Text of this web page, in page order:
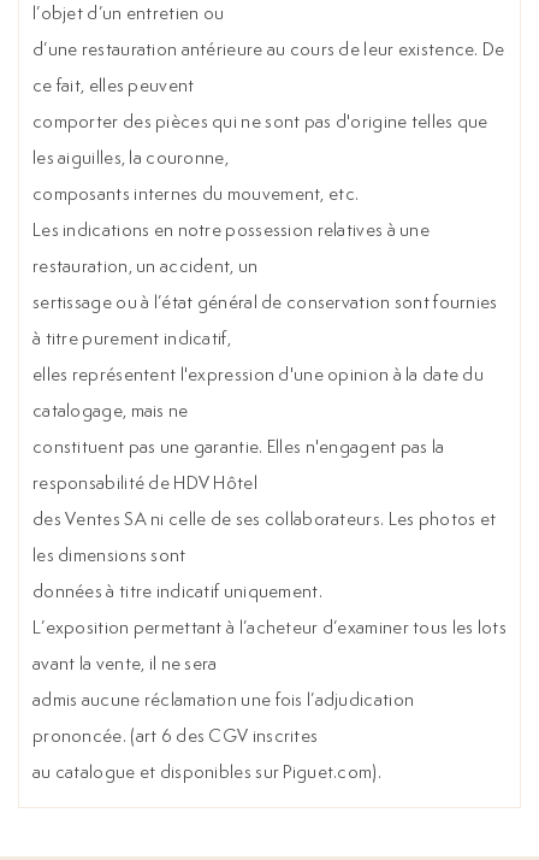
l’objet d’un entretien ou
d’une restauration antérieure au cours de leur existence. De
ce fait, elles peuvent
comporter des pièces qui ne sont pas d'origine telles que
les aiguilles, la couronne,
composants internes du mouvement, etc.
Les indications en notre possession relatives à une
restauration, un accident, un
sertissage ou à l’état général de conservation sont fournies
à titre purement indicatif,
elles représentent l'expression d'une opinion à la date du
catalogage, mais ne
constituent pas une garantie. Elles n'engagent pas la
responsabilité de HDV Hôtel
des Ventes SA ni celle de ses collaborateurs. Les photos et
les dimensions sont
données à titre indicatif uniquement.
L’exposition permettant à l’acheteur d’examiner tous les lots
avant la vente, il ne sera
admis aucune réclamation une fois l’adjudication
prononcée. (art 6 des CGV inscrites
au catalogue et disponibles sur Piguet.com).